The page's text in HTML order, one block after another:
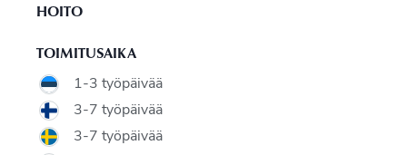
HOITO
TOIMITUSAIKA
1-3 työpäivää
3-7 työpäivää
3-7 työpäivää